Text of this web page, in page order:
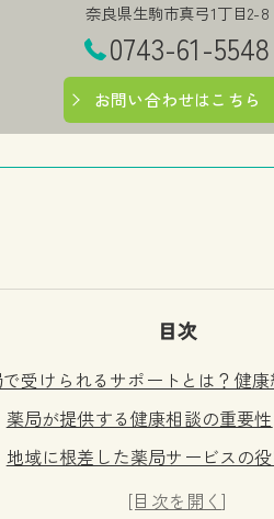
奈良県生駒市真弓1丁目2-8
0743-61-5548
お問い合わせはこちら
目次
受けられるサポートとは？健
薬局が提供する健康相談の重要性
地域に根差した薬局サービスの
薬局での健康管理サービスの特徴